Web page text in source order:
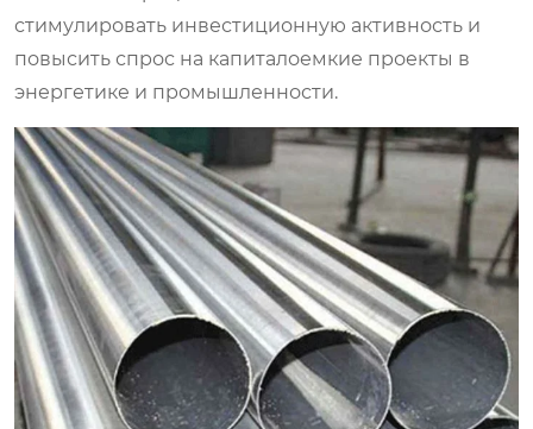
стимулировать инвестиционную активность и
повысить спрос на капиталоемкие проекты в
энергетике и промышленности.